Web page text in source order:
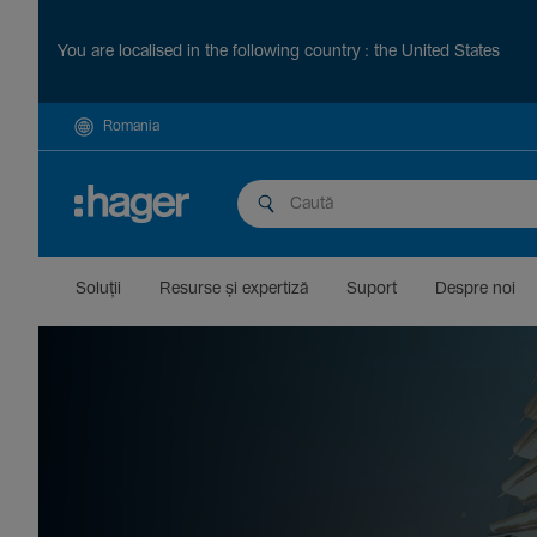
You are localised in the following country : the United States
Romania
Soluții Resurse și exper­tiză Suport Despre noi